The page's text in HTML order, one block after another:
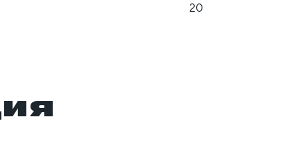
20